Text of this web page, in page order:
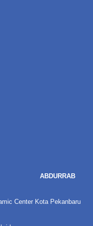
ABDURRAB
Center Kota Pekanbaru